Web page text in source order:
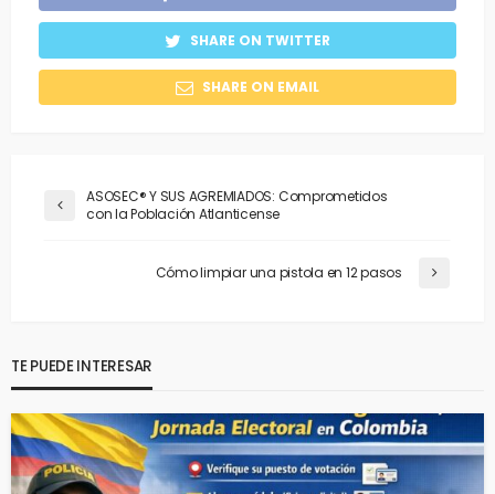
SHARE ON TWITTER
SHARE ON EMAIL
ASOSEC® Y SUS AGREMIADOS: Comprometidos
con la Población Atlanticense
Cómo limpiar una pistola en 12 pasos
TE PUEDE INTERESAR